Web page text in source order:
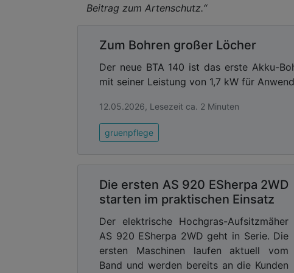
Beitrag zum Artenschutz.“
Zum Bohren großer Löcher
Der neue BTA 140 ist das erste Akku-
mit seiner Leistung von 1,7 kW für
12.05.2026, Lesezeit ca. 2 Minuten
gruenpflege
Die ersten AS 920 ESherpa 2WD
starten im praktischen Einsatz
Der elektrische Hochgras-Aufsitzmäher
AS 920 ESherpa 2WD geht in Serie. Die
ersten Maschinen laufen aktuell vom
Band und werden bereits an die Kunden